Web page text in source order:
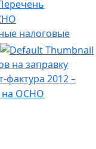
налоговые
на заправку
фактура 2012 –
на ОСНО